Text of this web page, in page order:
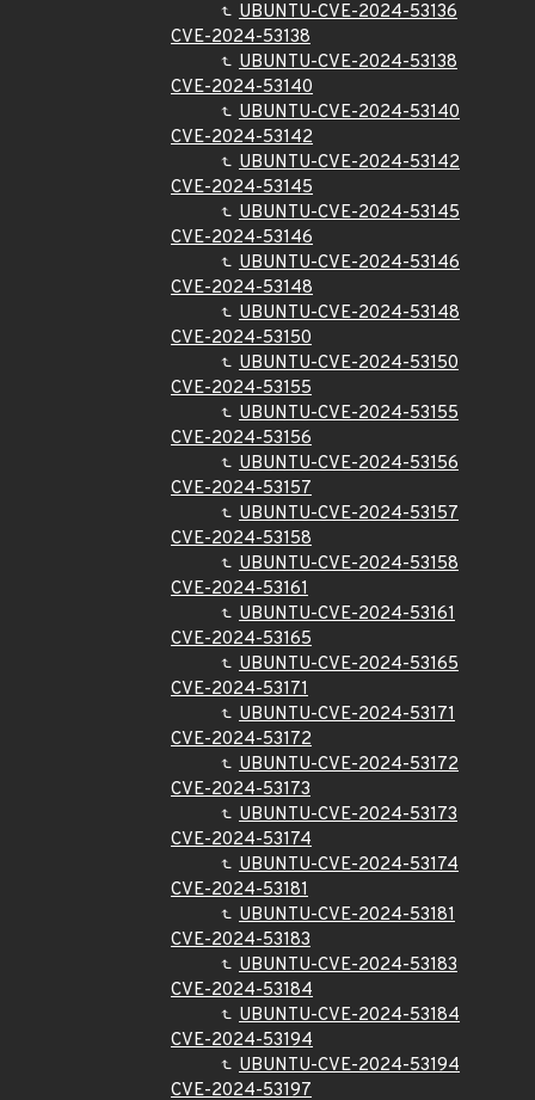
UBUNTU-CVE-2024-53136
CVE-2024-53138
UBUNTU-CVE-2024-53138
CVE-2024-53140
UBUNTU-CVE-2024-53140
CVE-2024-53142
UBUNTU-CVE-2024-53142
CVE-2024-53145
UBUNTU-CVE-2024-53145
CVE-2024-53146
UBUNTU-CVE-2024-53146
CVE-2024-53148
UBUNTU-CVE-2024-53148
CVE-2024-53150
UBUNTU-CVE-2024-53150
CVE-2024-53155
UBUNTU-CVE-2024-53155
CVE-2024-53156
UBUNTU-CVE-2024-53156
CVE-2024-53157
UBUNTU-CVE-2024-53157
CVE-2024-53158
UBUNTU-CVE-2024-53158
CVE-2024-53161
UBUNTU-CVE-2024-53161
CVE-2024-53165
UBUNTU-CVE-2024-53165
CVE-2024-53171
UBUNTU-CVE-2024-53171
CVE-2024-53172
UBUNTU-CVE-2024-53172
CVE-2024-53173
UBUNTU-CVE-2024-53173
CVE-2024-53174
UBUNTU-CVE-2024-53174
CVE-2024-53181
UBUNTU-CVE-2024-53181
CVE-2024-53183
UBUNTU-CVE-2024-53183
CVE-2024-53184
UBUNTU-CVE-2024-53184
CVE-2024-53194
UBUNTU-CVE-2024-53194
CVE-2024-53197